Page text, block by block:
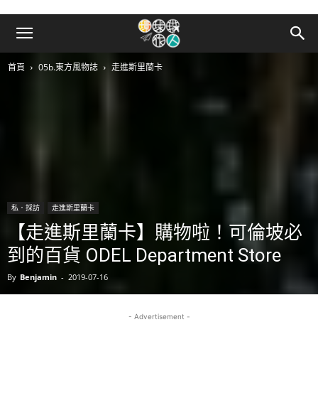
首頁 05b.東方風物誌 走進斯里蘭卡
私．採訪 走進斯里蘭卡
【走進斯里蘭卡】購物啦！可倫坡必
到的百貨 ODEL Department Store
By Benjamin - 2019-07-16
- Advertisement -